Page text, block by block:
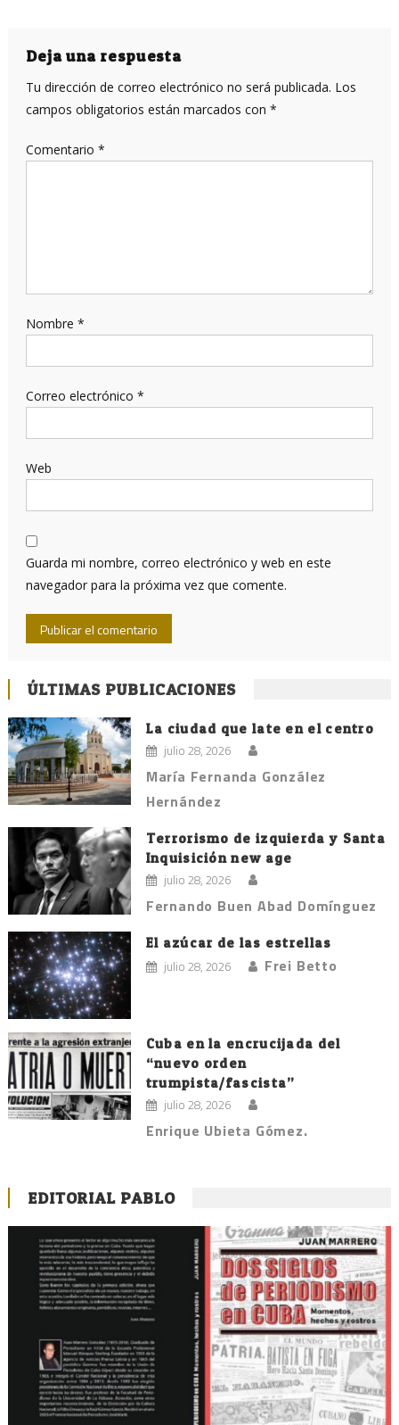
Deja una respuesta
Tu dirección de correo electrónico no será publicada. Los
campos obligatorios están marcados con *
Comentario *
Nombre *
Correo electrónico *
Web
Guarda mi nombre, correo electrónico y web en este
navegador para la próxima vez que comente.
ÚLTIMAS PUBLICACIONES
La ciudad que late en el centro
julio 28, 2026
María Fernanda González
Hernández
Terrorismo de izquierda y Santa
Inquisición new age
julio 28, 2026
Fernando Buen Abad Domínguez
El azúcar de las estrellas
julio 28, 2026 Frei Betto
Cuba en la encrucijada del
“nuevo orden
trumpista/fascista”
julio 28, 2026
Enrique Ubieta Gómez.
EDITORIAL PABLO